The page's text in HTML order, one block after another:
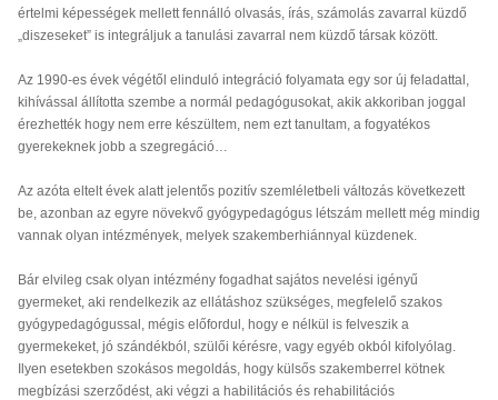
értelmi képességek mellett fennálló olvasás, írás, számolás zavarral küzdő
„diszeseket” is integráljuk a tanulási zavarral nem küzdő társak között.
Az 1990-es évek végétől elinduló integráció folyamata egy sor új feladattal,
kihívással állította szembe a normál pedagógusokat, akik akkoriban joggal
érezhették hogy nem erre készültem, nem ezt tanultam, a fogyatékos
gyerekeknek jobb a szegregáció…
Az azóta eltelt évek alatt jelentős pozitív szemléletbeli változás következett
be, azonban az egyre növekvő gyógypedagógus létszám mellett még mindig
vannak olyan intézmények, melyek szakemberhiánnyal küzdenek.
Bár elvileg csak olyan intézmény fogadhat sajátos nevelési igényű
gyermeket, aki rendelkezik az ellátáshoz szükséges, megfelelő szakos
gyógypedagógussal, mégis előfordul, hogy e nélkül is felveszik a
gyermekeket, jó szándékból, szülői kérésre, vagy egyéb okból kifolyólag.
Ilyen esetekben szokásos megoldás, hogy külsős szakemberrel kötnek
megbízási szerződést, aki végzi a habilitációs és rehabilitációs